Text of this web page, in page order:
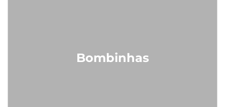
Bombinhas